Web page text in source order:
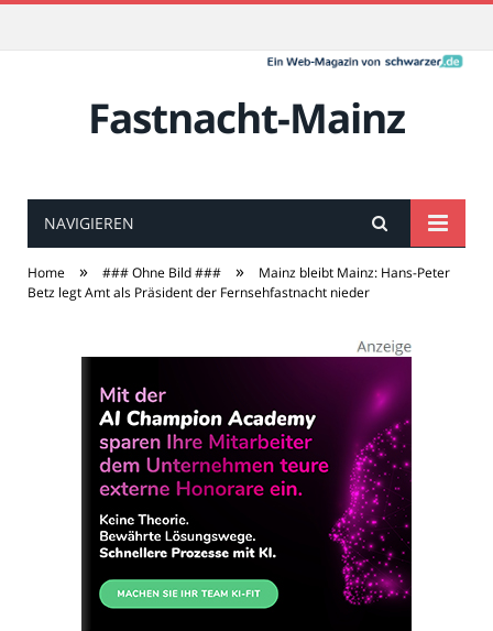
Fastnacht-Mainz
NAVIGIEREN
Home » ### Ohne Bild ### »
Mainz bleibt Mainz: Hans-Peter
Betz legt Amt als Präsident der Fernsehfastnacht nieder